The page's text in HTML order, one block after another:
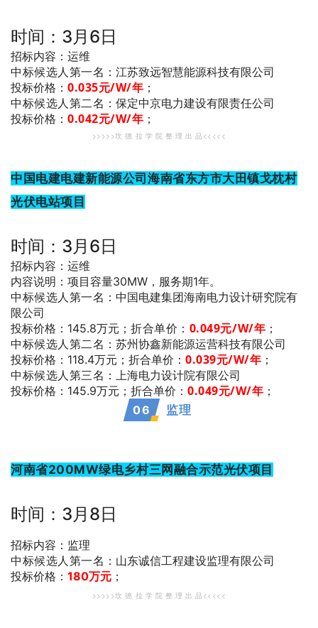
时间：3月6日
招标内容：运维
中标候选人第一名 ：江苏致远智慧能源科技有限公司
投标价格： 0.035元/W/年 ；
中标候选人第二名 ：保定中京电力建设有限责任公司
投标价格： 0.042元/W/年 ；
>>>>>坎 德 拉 学 院 整 理 出 品<<<<<
中国电建电建新能源公司海南省东方市大田镇戈枕村
光伏电站项目
时间：3月6日
招标内容：运维
内容说明：项目容量30MW，服务期1年。
中标候选人第一名 ：中国电建集团海南电力设计研究院有
限公司
投标价格：145.8万元； 折合单价： 0.049元/W/年 ；
中标候选人第二名 ：苏州协鑫新能源运营科技有限公司
投标价格：118.4万元；折合单价： 0.039元/W/年 ；
中标候选人第三名 ：上海电力设计院有限公司
投标价格：145.9万元；折合单价： 0.049元/W/年 ；
06 监理
河南省200MW绿电乡村三网融合示范光伏项目
时间：3月8日
招标内容：监理
中标候选人第一名 ：山东诚信工程建设监理有限公司
投标价格： 180万元 ；
>>>>>坎 德 拉 学 院 整 理 出 品<<<<<